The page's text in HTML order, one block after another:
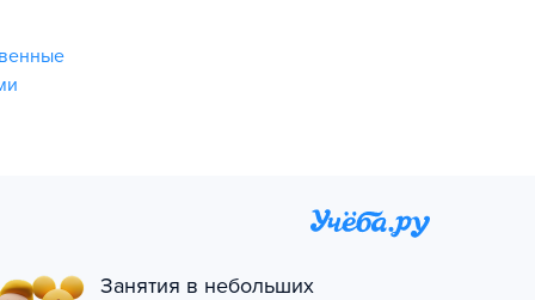
Занятия в небольших